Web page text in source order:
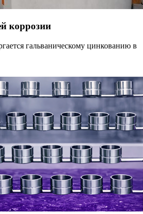
коррозии
гальваническому цинкованию в